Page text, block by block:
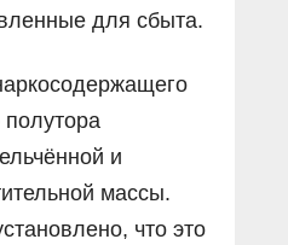
для сбыта.
и
массы.
что это